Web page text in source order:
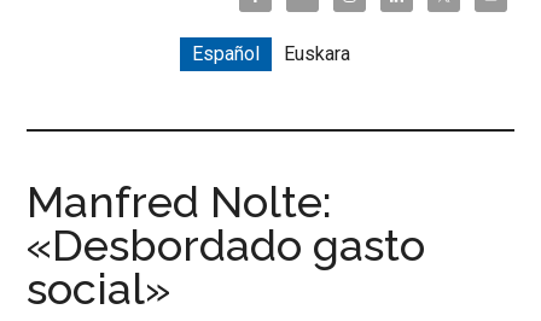
Español Euskara
Manfred Nolte:
«Desbordado gasto
social»